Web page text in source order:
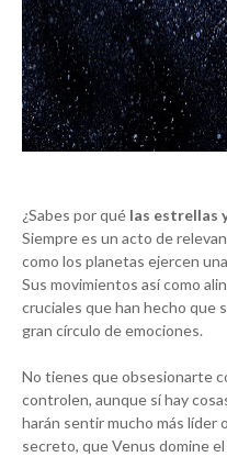
¿Sabes por qué las estrellas
Siempre es un acto de
como los planetas ejercen
Sus movimientos así como
cruciales que han hecho que
gran círculo de emociones.
No tienes que obsesionarte
controlen, aunque sí hay
harán sentir mucho más líder
secreto, que Venus domine